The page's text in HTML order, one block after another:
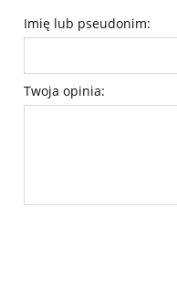
Imię lub pseudonim:
Twoja opinia: